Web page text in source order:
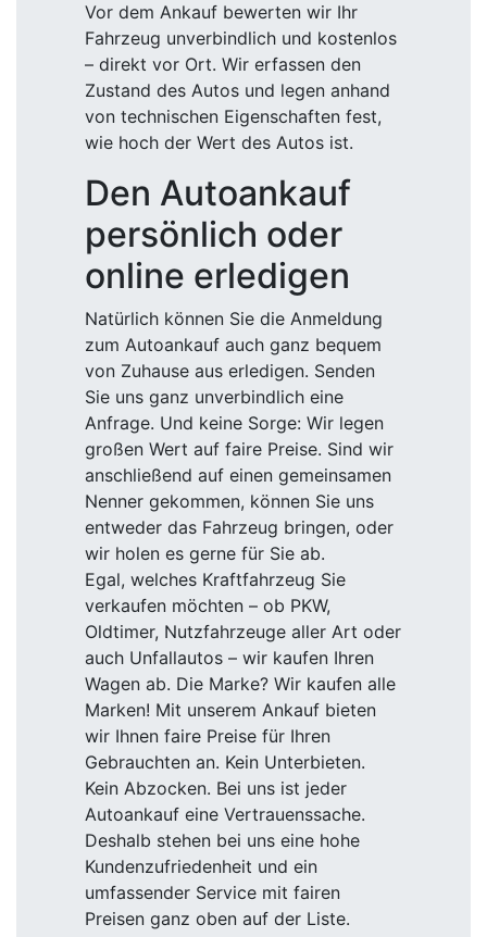
Vor dem Ankauf bewerten wir Ihr
Fahrzeug unverbindlich und kostenlos
– direkt vor Ort. Wir erfassen den
Zustand des Autos und legen anhand
von technischen Eigenschaften fest,
wie hoch der Wert des Autos ist.
Den Autoankauf
persönlich oder
online erledigen
Natürlich können Sie die Anmeldung
zum Autoankauf auch ganz bequem
von Zuhause aus erledigen. Senden
Sie uns ganz unverbindlich eine
Anfrage. Und keine Sorge: Wir legen
großen Wert auf faire Preise. Sind wir
anschließend auf einen gemeinsamen
Nenner gekommen, können Sie uns
entweder das Fahrzeug bringen, oder
wir holen es gerne für Sie ab.
Egal, welches Kraftfahrzeug Sie
verkaufen möchten – ob PKW,
Oldtimer, Nutzfahrzeuge aller Art oder
auch Unfallautos – wir kaufen Ihren
Wagen ab. Die Marke? Wir kaufen alle
Marken! Mit unserem Ankauf bieten
wir Ihnen faire Preise für Ihren
Gebrauchten an. Kein Unterbieten.
Kein Abzocken. Bei uns ist jeder
Autoankauf eine Vertrauenssache.
Deshalb stehen bei uns eine hohe
Kundenzufriedenheit und ein
umfassender Service mit fairen
Preisen ganz oben auf der Liste.